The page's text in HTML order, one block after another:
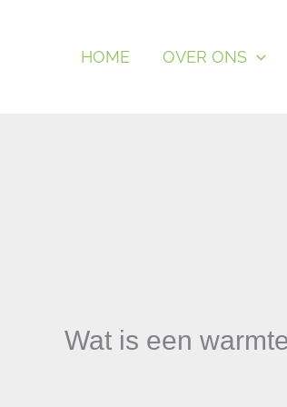
HOME OVER ONS
Wat is een